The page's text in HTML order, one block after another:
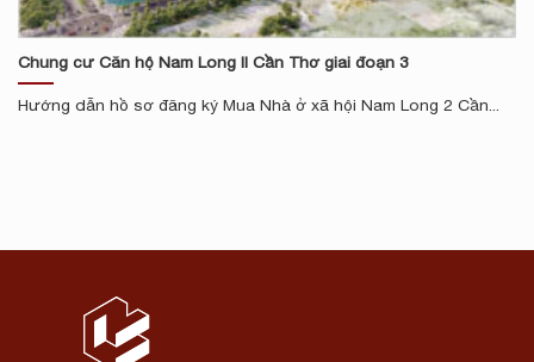
Chung cư Căn hộ Nam Long II Cần Thơ giai đoạn 3
Hướng dẫn hồ sơ đăng ký Mua Nhà ở xã hội Nam Long 2 Cần...